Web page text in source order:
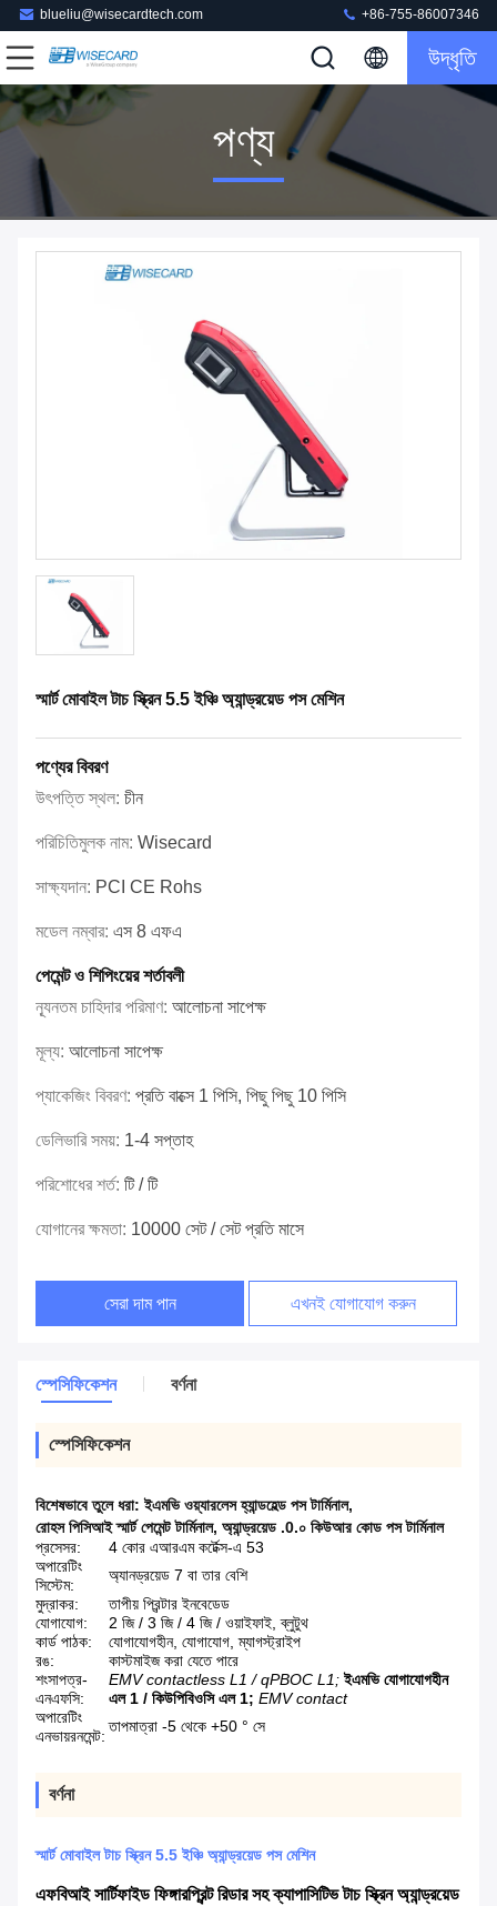
blueliu@wisecardtech.com +86-755-86007346
উদ্ধৃতি
পণ্য
স্মার্ট মোবাইল টাচ স্ক্রিন 5.5 ইঞ্চি অ্যান্ড্রয়েড পস মেশিন
পণ্যের বিবরণ
উৎপত্তি স্থল: চীন
পরিচিতিমুলক নাম: Wisecard
সাক্ষ্যদান: PCI CE Rohs
মডেল নম্বার: এস 8 এফএ
পেমেন্ট ও শিপিংয়ের শর্তাবলী
ন্যূনতম চাহিদার পরিমাণ: আলোচনা সাপেক্ষ
মূল্য: আলোচনা সাপেক্ষ
প্যাকেজিং বিবরণ: প্রতি বাক্সে 1 পিসি, পিছু পিছু 10 পিসি
ডেলিভারি সময়: 1-4 সপ্তাহ
পরিশোধের শর্ত: টি / টি
যোগানের ক্ষমতা: 10000 সেট / সেট প্রতি মাসে
সেরা দাম পান এখনই যোগাযোগ করুন
স্পেসিফিকেশন বর্ণনা
স্পেসিফিকেশন
বিশেষভাবে তুলে ধরা:ইএমভি ওয়্যারলেস হ্যান্ডহেল্ড পস টার্মিনাল,
রোহস পিসিআই স্মার্ট পেমেন্ট টার্মিনাল, অ্যান্ড্রয়েড .0.০ কিউআর কোড পস টার্মিনাল
প্রসেসর:
4 কোর এআরএম কর্টেক্স-এ 53
অপারেটিং
সিস্টেম:
অ্যানড্রয়েড 7 বা তার বেশি
মুদ্রাকর:
তাপীয় প্রিন্টার ইনবেডেড
যোগাযোগ:
2 জি / 3 জি / 4 জি / ওয়াইফাই, ব্লুটুথ
কার্ড পাঠক:
যোগাযোগহীন, যোগাযোগ, ম্যাগস্ট্রাইপ
রঙ:
কাস্টমাইজ করা যেতে পারে
শংসাপত্র-
এনএফসি:
EMV contactless L1 / qPBOC L1; ইএমভি যোগাযোগহীন
এল 1 / কিউপিবিওসি এল 1; EMV contact
অপারেটিং
এনভায়রনমেন্ট:
তাপমাত্রা -5 থেকে +50 ° সে
বর্ণনা
স্মার্ট মোবাইল টাচ স্ক্রিন 5.5 ইঞ্চি অ্যান্ড্রয়েড পস মেশিন
এফবিআই সার্টিফাইড ফিঙ্গারপ্রিন্ট রিডার সহ ক্যাপাসিটিভ টাচ স্ক্রিন অ্যান্ড্রয়েড